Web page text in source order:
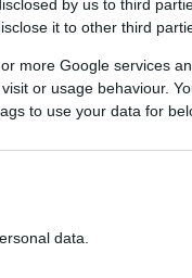
by us to third
it to other third
more Google services
or usage behaviour.
to use your data for
data.
Ha minden